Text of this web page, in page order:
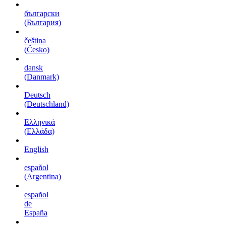
български
(България)
čeština
(Česko)
dansk
(Danmark)
Deutsch
(Deutschland)
Ελληνικά
(Ελλάδα)
English
español
(Argentina)
español
de
España